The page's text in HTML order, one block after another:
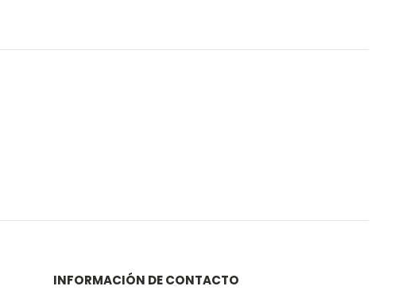
INFORMACIÓN DE CONTACTO